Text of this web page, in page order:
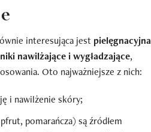
interesująca jest pielęgnacyjna
nawilżające i wygładzające,
Oto najważniejsze z nich:
i nawilżenie skóry;
pomarańcza) są źródłem